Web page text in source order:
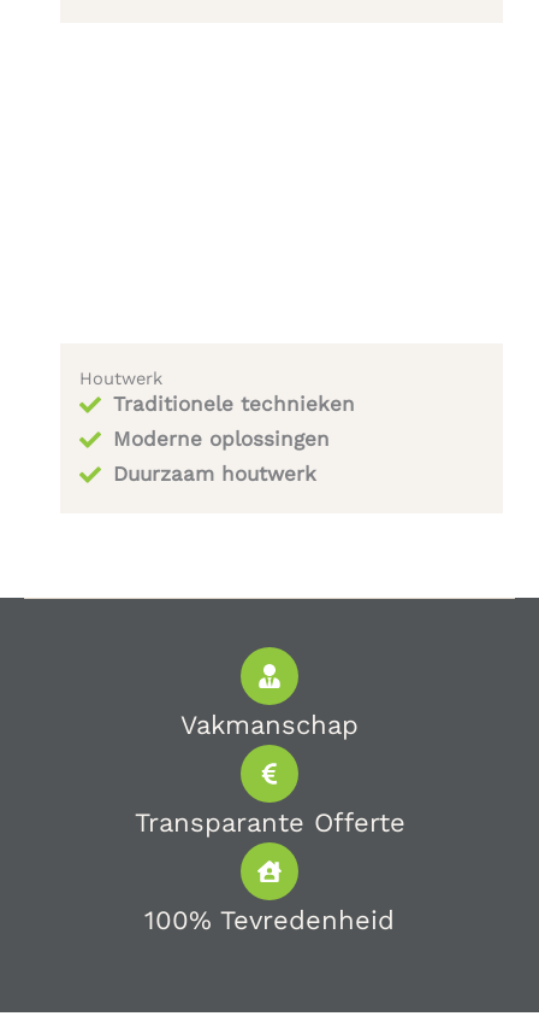
Houtwerk
Traditionele technieken
Moderne oplossingen
Duurzaam houtwerk
Vakmanschap
Transparante Offerte
100% Tevredenheid